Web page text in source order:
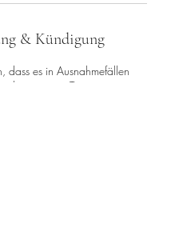
& Kündigung
dass es in Ausnahmefällen
kann, einen Termin zu